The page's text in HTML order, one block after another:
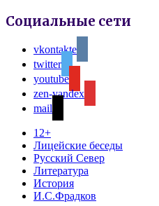
Социальные сети
vkontakte
twitter
youtube
zen-yandex
mail
12+
Лицейские беседы
Русский Север
Литература
История
И.С.Фрадков